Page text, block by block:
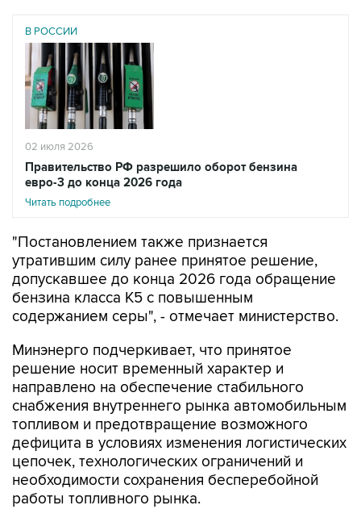
В РОССИИ
02 июля 2026
Правительство РФ разрешило оборот бензина
евро-3 до конца 2026 года
Читать подробнее
"Постановлением также признается
утратившим силу ранее принятое решение,
допускавшее до конца 2026 года обращение
бензина класса К5 с повышенным
содержанием серы", - отмечает министерство.
Минэнерго подчеркивает, что принятое
решение носит временный характер и
направлено на обеспечение стабильного
снабжения внутреннего рынка автомобильным
топливом и предотвращение возможного
дефицита в условиях изменения логистических
цепочек, технологических ограничений и
необходимости сохранения бесперебойной
работы топливного рынка.